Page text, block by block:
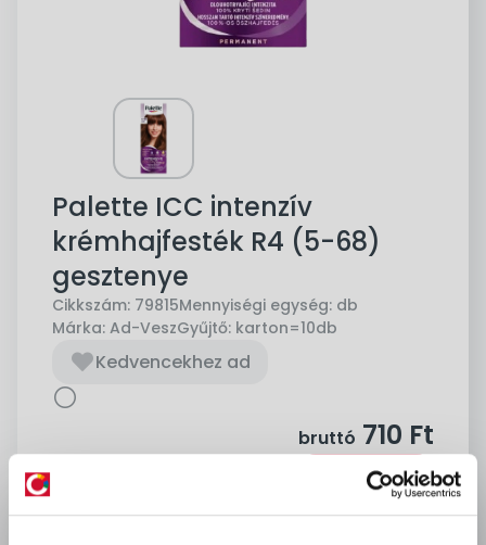
Palette ICC intenzív
krémhajfesték R4 (5-68)
gesztenye
Cikkszám: 79815Mennyiségi egység: db
Márka: Ad-VeszGyűjtő: karton=10db
Kedvencekhez ad
bruttó 710 Ft
Kosárba